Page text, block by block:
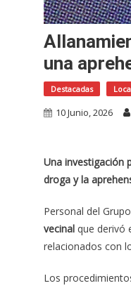
una
Destacadas
10 Junio, 2026
Una investigación
droga y la
Personal del
vecinal que derivó
relacionados con
Los